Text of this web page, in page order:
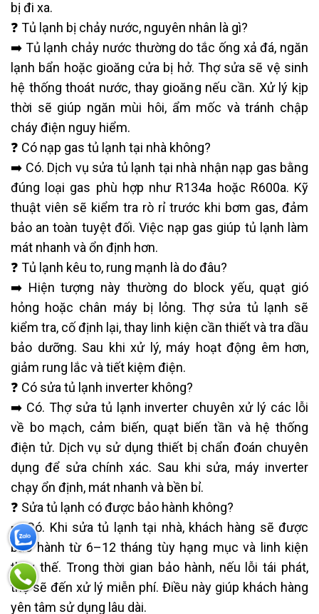
bị đi xa.
❓ Tủ lạnh bị chảy nước, nguyên nhân là gì?
➡️ Tủ lạnh chảy nước thường do tắc ống xả đá, ngăn
lạnh bẩn hoặc gioăng cửa bị hở. Thợ sửa sẽ vệ sinh
hệ thống thoát nước, thay gioăng nếu cần. Xử lý kịp
thời sẽ giúp ngăn mùi hôi, ẩm mốc và tránh chập
cháy điện nguy hiểm.
❓ Có nạp gas tủ lạnh tại nhà không?
➡️ Có. Dịch vụ sửa tủ lạnh tại nhà nhận nạp gas bằng
đúng loại gas phù hợp như R134a hoặc R600a. Kỹ
thuật viên sẽ kiểm tra rò rỉ trước khi bơm gas, đảm
bảo an toàn tuyệt đối. Việc nạp gas giúp tủ lạnh làm
mát nhanh và ổn định hơn.
❓ Tủ lạnh kêu to, rung mạnh là do đâu?
➡️ Hiện tượng này thường do block yếu, quạt gió
hỏng hoặc chân máy bị lỏng. Thợ sửa tủ lạnh sẽ
kiểm tra, cố định lại, thay linh kiện cần thiết và tra dầu
bảo dưỡng. Sau khi xử lý, máy hoạt động êm hơn,
giảm rung lắc và tiết kiệm điện.
❓ Có sửa tủ lạnh inverter không?
➡️ Có. Thợ sửa tủ lạnh inverter chuyên xử lý các lỗi
về bo mạch, cảm biến, quạt biến tần và hệ thống
điện tử. Dịch vụ sử dụng thiết bị chẩn đoán chuyên
dụng để sửa chính xác. Sau khi sửa, máy inverter
chạy ổn định, mát nhanh và bền bỉ.
❓ Sửa tủ lạnh có được bảo hành không?
➡️ Có. Khi sửa tủ lạnh tại nhà, khách hàng sẽ được
bảo hành từ 6–12 tháng tùy hạng mục và linh kiện
thay thế. Trong thời gian bảo hành, nếu lỗi tái phát,
thợ sẽ đến xử lý miễn phí. Điều này giúp khách hàng
yên tâm sử dụng lâu dài.